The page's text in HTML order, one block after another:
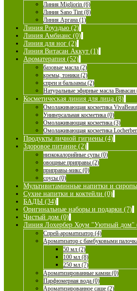
Линия Migliorin (6)
Линия Sano Tint (8)
Линия Аргана (1)
Линия Роуздью (2)
Линия Амбианс (0)
Линия для ног (2)
Линия Витасан Аккут (1)
Ароматерапия (52)
базовые масла (2)
кремы, тоники (2)
спреи и бальзамы (2)
Натуральные эфирные масла Вивасан
Косметическая линия для лица (8)
Омолаживающая косметика
Универсальная косметика (0)
Омолаживающая косметика (3)
Омолаживающая косметика
Продукты личной гигиены (4)
Здоровое питание (2)
низкокалорийные супы (0)
овощные приправы (2)
приправы-микс (0)
соусы (0)
Мультивитаминные напитки и
Сухие напитки и коктейли (0)
БАДЫ (34)
Оригинальные наборы и подарки (7)
Чистый дом (0)
Линия Лохербер Хоум "Уютный дом"
Спрей-ароматизатор (4)
Ароматизатор с бамбуковыми
50 мл (2)
100 мл (8)
250 мл (7)
Ароматизированные камни (0)
Парфюмерная вода (0)
Ароматизированное саше (2)